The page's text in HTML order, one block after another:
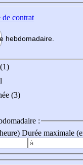
contrat
hebdomadaire
(3)
:
Durée maximale